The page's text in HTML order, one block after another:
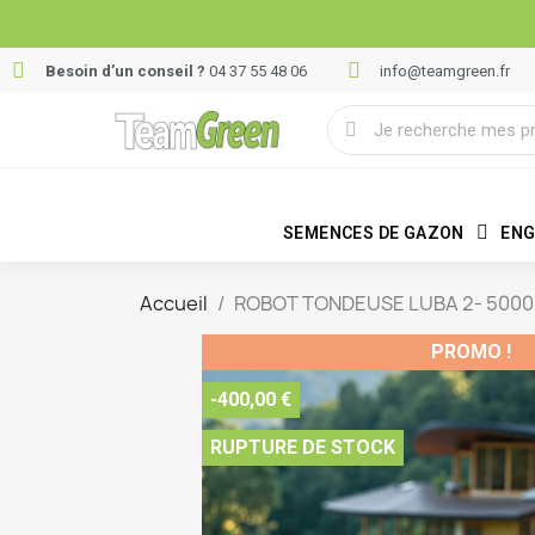
Besoin d’un conseil ? 04 37 55 48 06 info@teamgreen.fr
SEMENCES DE GAZON
Accueil ROBOT TONDEUSE LUBA 2-
PROMO !
-400,00 €
RUPTURE DE STOCK